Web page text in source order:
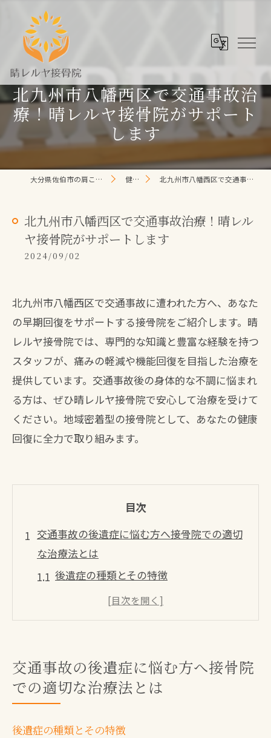
北九州市八幡西区で交通事故治
療！晴レルヤ接骨院がサポート
します
大分県佐伯市の肩こり/頭痛/腰痛 なら晴レルヤ整体院 健康コラム 北九州市八幡西区で交通事故治療！晴レルヤ接骨院がサポートします
北九州市八幡西区で交通事故治療！晴レル
ヤ接骨院がサポートします
2024/09/02
北九州市八幡西区で交通事故に遭われた方へ、あなた
の早期回復をサポートする接骨院をご紹介します。晴
レルヤ接骨院では、専門的な知識と豊富な経験を持つ
スタッフが、痛みの軽減や機能回復を目指した治療を
提供しています。交通事故後の身体的な不調に悩まれ
る方は、ぜひ晴レルヤ接骨院で安心して治療を受けて
ください。地域密着型の接骨院として、あなたの健康
回復に全力で取り組みます。
目次
交通事故の後遺症に悩む方へ接骨院での適切
な治療法とは
後遺症の種類とその特徴
接骨院での治療が有効な理由
早期治療の重要性
痛みの軽減と機能回復のステップ
患者の声：成功した治療事例
接骨院での交通事故治療北九州市八幡西区の
選び方ガイド
交通事故の後遺症に悩む方へ接骨院
での適切な治療法とは
後遺症の種類とその特徴